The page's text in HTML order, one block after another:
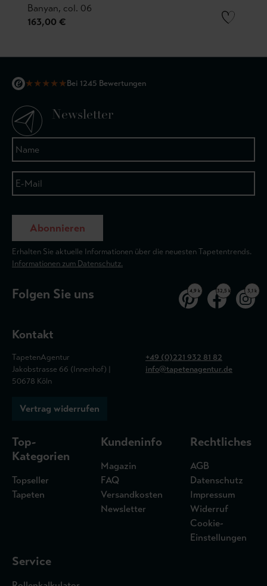
Banyan, col. 06
163,00 €
★★★★★Bei 1245 Bewertungen
Newsletter
Abonnieren
Erhalten Sie aktuelle Informationen über die neuesten Tapetentrends.
Informationen zum Datenschutz.
Folgen Sie uns 4,9 k 32,5 k 3,1 k
Kontakt
TapetenAgentur
Jakobstrasse 66 (Innenhof) |
50678 Köln
+49 (0)221 932 81 82
info@tapetenagentur.de
Vertrag widerrufen
Top-
Kategorien
Topseller
Tapeten
Kundeninfo
Magazin
FAQ
Versandkosten
Newsletter
Rechtliches
AGB
Datenschutz
Impressum
Widerruf
Cookie-
Einstellungen
Service